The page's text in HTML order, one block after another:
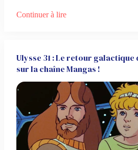
Continuer à lire
Ulysse 31 : Le retour galactique
sur la chaîne Mangas !